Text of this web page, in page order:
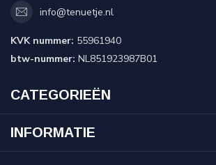
info@tenuetje.nl
KVK nummer: 55961940
btw-nummer: NL851923987B01
CATEGORIEËN
INFORMATIE